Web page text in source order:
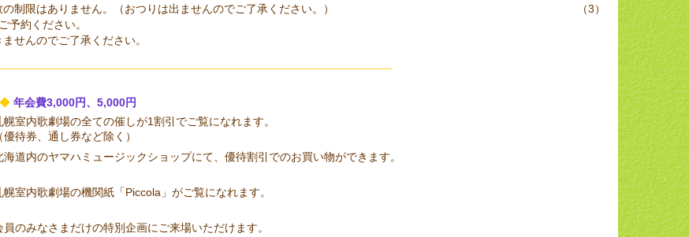
る枚数の制限はありません。（おつりは出ませんのでご了承ください。） （3）
14日前までにご予約ください。
はできませんのでご了承ください。
◆ 年会費3,000円、5,000円
幌室内歌劇場の全ての催しが1割引でご覧になれます。
優待券、通し券など除く）
海道内のヤマハミュージックショップにて、優待割引でのお買い物ができます。
幌室内歌劇場の機関紙「Piccola」がご覧になれます。
員のみなさまだけの特別企画にご来場いただけます。